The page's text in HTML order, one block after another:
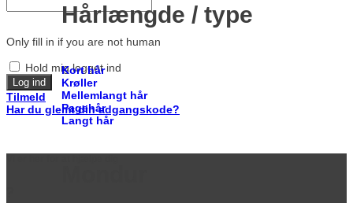
Hårlængde / type
Kort hår
Krøller
Mellemlangt hår
Pagehår
Langt hår
Only fill in if you are not human
Hold mig logget ind
Tilmeld
Har du glemt din adgangskode?